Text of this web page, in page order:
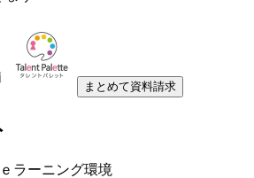
まとめて資料請求
ラーニング環境